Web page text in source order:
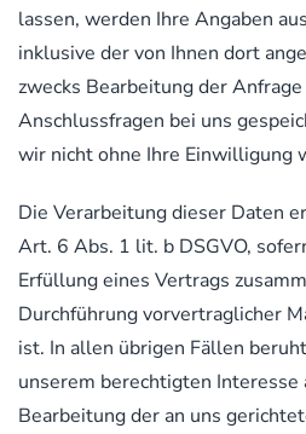
lassen, werden Ihre Angaben
inklusive der von Ihnen dort
zwecks Bearbeitung der
Anschlussfragen bei uns
wir nicht ohne Ihre Einwilligung
Die Verarbeitung dieser Daten
Art. 6 Abs. 1 lit. b DSGVO,
Erfüllung eines Vertrags
Durchführung vorvertraglicher
ist. In allen übrigen Fällen
unserem berechtigten Interesse
Bearbeitung der an uns